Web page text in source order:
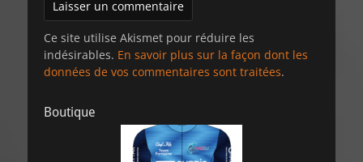
Ce site utilise Akismet pour réduire les
indésirables. En savoir plus sur la façon dont les
données de vos commentaires sont traitées.
Boutique